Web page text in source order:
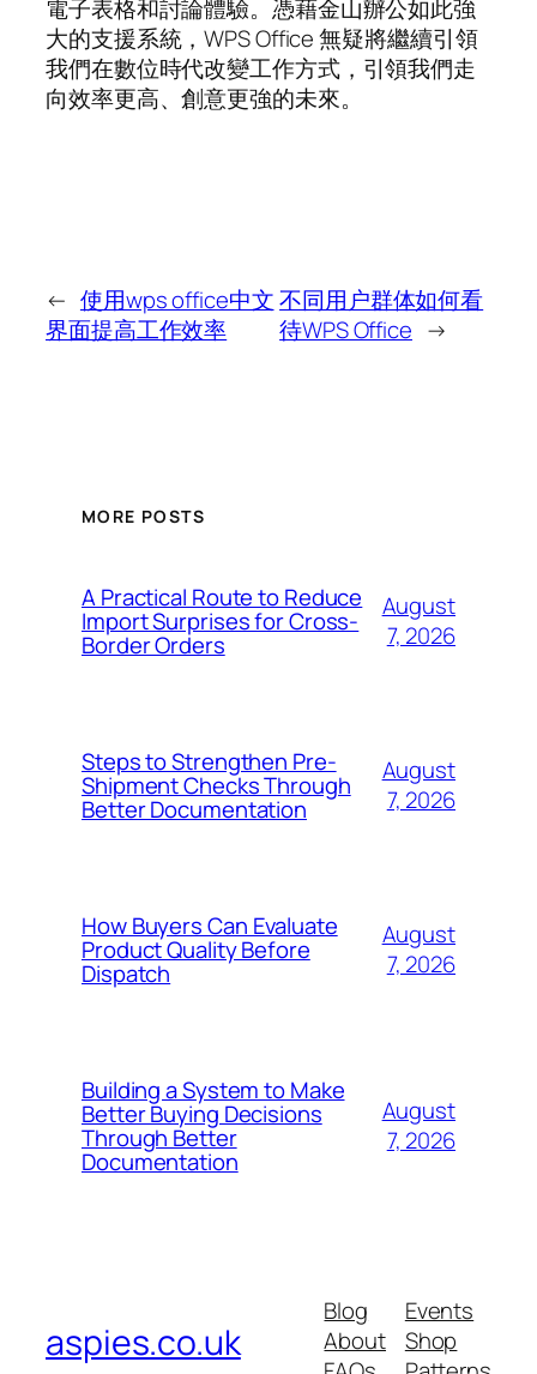
電子表格和討論體驗。憑藉金山辦公如此強
大的支援系統，WPS Office 無疑將繼續引領
我們在數位時代改變工作方式，引領我們走
向效率更高、創意更強的未來。
← 使用wps office中文
界面提高工作效率
不同用户群体如何看
待WPS Office →
MORE POSTS
A Practical Route to Reduce
Import Surprises for Cross-
Border Orders
August
7, 2026
Steps to Strengthen Pre-
Shipment Checks Through
Better Documentation
August
7, 2026
How Buyers Can Evaluate
Product Quality Before
Dispatch
August
7, 2026
Building a System to Make
Better Buying Decisions
Through Better
Documentation
August
7, 2026
aspies.co.uk
Blog
About
Events
Shop